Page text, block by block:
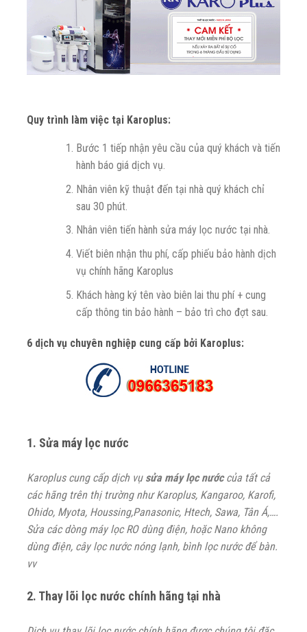
Quy trình làm việc tại Karoplus:
Bước 1 tiếp nhận yêu cầu của quý khách và tiến
hành báo giá dịch vụ.
Nhân viên kỹ thuật đến tại nhà quý khách chỉ
sau 30 phút.
Nhân viên tiến hành sửa máy lọc nước tại nhà.
Viết biên nhận thu phí, cấp phiếu bảo hành dịch
vụ chính hãng Karoplus
Khách hàng ký tên vào biên lai thu phí + cung
cấp thông tin bảo hành – bảo trì cho đợt sau.
6 dịch vụ chuyên nghiệp cung cấp bởi Karoplus:
1. Sửa máy lọc nước
Karoplus cung cấp dịch vụ sửa máy lọc nướccủa tất cả
các hãng trên thị trường như Karoplus, Kangaroo, Karofi,
Ohido, Myota, Houssing,Panasonic, Htech, Sawa, Tân Á,….
Sửa các dòng máy lọc RO dùng điện, hoặc Nano không
dùng điện, cây lọc nước nóng lạnh, bình lọc nước để bàn.
vv
2. Thay lõi lọc nước chính hãng tại nhà